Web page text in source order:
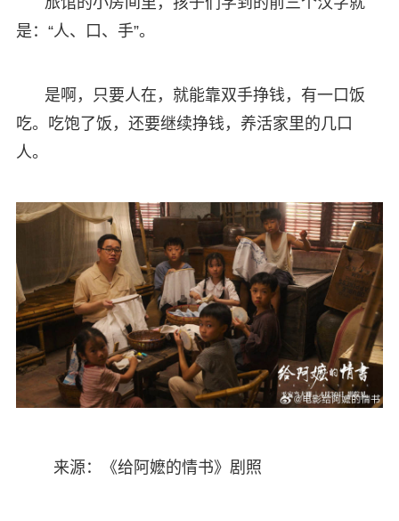
是：“人、口、手”。
是啊，只要人在，就能靠双手挣钱，有一口饭
吃。吃饱了饭，还要继续挣钱，养活家里的几口
人。
来源：《给阿嬷的情书》剧照